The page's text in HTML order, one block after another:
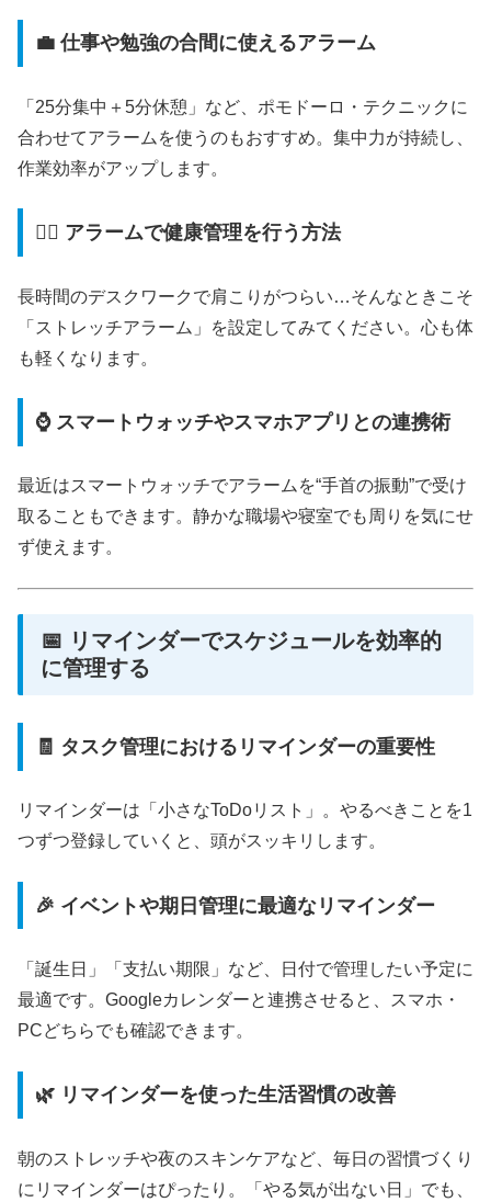
💼 仕事や勉強の合間に使えるアラーム
「25分集中＋5分休憩」など、ポモドーロ・テクニックに
合わせてアラームを使うのもおすすめ。集中力が持続し、
作業効率がアップします。
🧘‍♀️ アラームで健康管理を行う方法
長時間のデスクワークで肩こりがつらい…そんなときこそ
「ストレッチアラーム」を設定してみてください。心も体
も軽くなります。
⌚ スマートウォッチやスマホアプリとの連携術
最近はスマートウォッチでアラームを“手首の振動”で受け
取ることもできます。静かな職場や寝室でも周りを気にせ
ず使えます。
📅 リマインダーでスケジュールを効率的
に管理する
🧾 タスク管理におけるリマインダーの重要性
リマインダーは「小さなToDoリスト」。やるべきことを1
つずつ登録していくと、頭がスッキリします。
🎉 イベントや期日管理に最適なリマインダー
「誕生日」「支払い期限」など、日付で管理したい予定に
最適です。Googleカレンダーと連携させると、スマホ・
PCどちらでも確認できます。
🌿 リマインダーを使った生活習慣の改善
朝のストレッチや夜のスキンケアなど、毎日の習慣づくり
にリマインダーはぴったり。「やる気が出ない日」でも、